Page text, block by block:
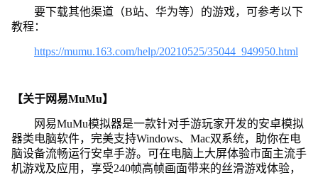
要下载其他渠道（B站、华为等）的游戏，可参考以下
教程：
https://mumu.163.com/help/20210525/35044_949950.html
【关于网易MuMu】
网易MuMu模拟器是一款针对手游玩家开发的安卓模拟
器类电脑软件，完美支持Windows、Mac双系统，助你在电
脑设备流畅运行安卓手游。可在电脑上大屏体验市面主流手
机游戏及应用，享受240帧高帧画面带来的丝滑游戏体验，